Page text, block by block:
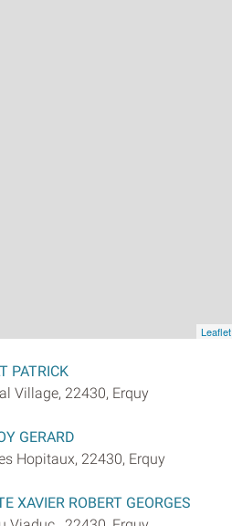
Leaflet
PATRICK
Village, 22430, Erquy
GERARD
Hopitaux, 22430, Erquy
XAVIER ROBERT GEORGES